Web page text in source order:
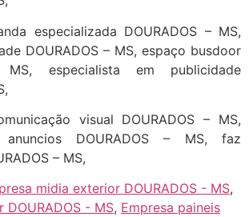
especializada DOURADOS – MS,
DOURADOS – MS, espaço busdoor
MS, especialista em publicidade
visual DOURADOS – MS,
DOURADOS – MS, faz
– MS,
midia exterior DOURADOS - MS,
- MS, Empresa paineis